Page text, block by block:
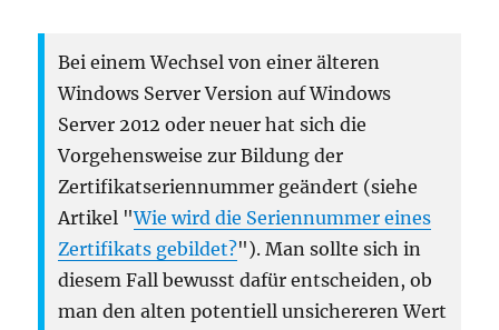
Bei einem Wechsel von einer älteren
Windows Server Version auf Windows
Server 2012 oder neuer hat sich die
Vorgehensweise zur Bildung der
Zertifikatseriennummer geändert (siehe
Artikel "Wie wird die Seriennummer eines
Zertifikats gebildet?"). Man sollte sich in
diesem Fall bewusst dafür entscheiden, ob
man den alten potentiell unsichereren Wert